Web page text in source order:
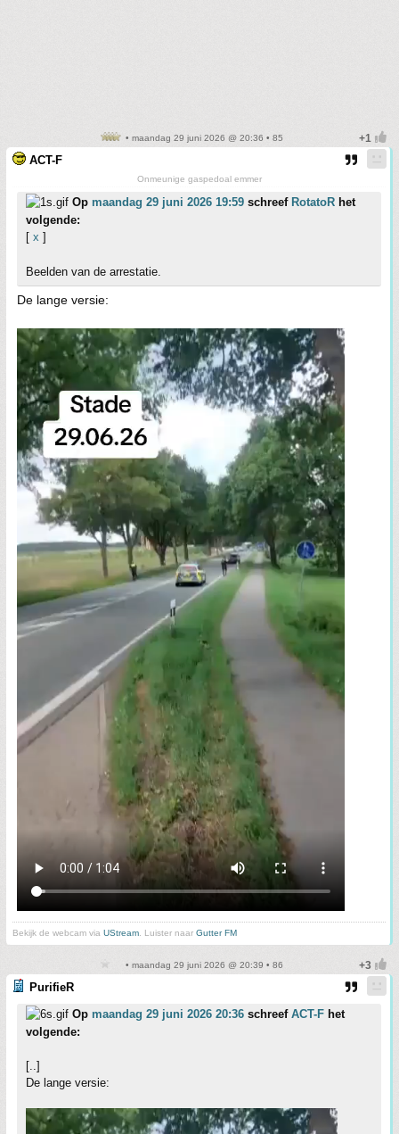
• maandag 29 juni 2026 @ 20:36 • 85
ACT-F
Onmeunige gaspedoal emmer
Op maandag 29 juni 2026 19:59 schreef RotatoR het
volgende:
[ x ]
Beelden van de arrestatie.
De lange versie:
Bekijk de webcam via UStream. Luister naar Gutter FM
• maandag 29 juni 2026 @ 20:39 • 86
PurifieR
Op maandag 29 juni 2026 20:36 schreef ACT-F het
volgende:
[..]
De lange versie: